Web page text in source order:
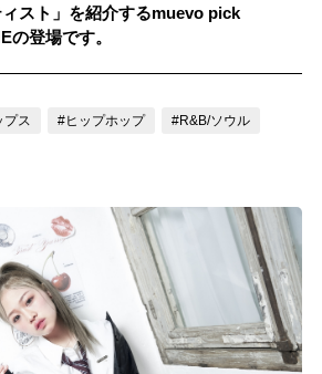
ス #女性SSW
ディング
ィスト」を紹介するmuevo pick
の登場です。
プス #ヒップホップ #R&B/ソウル